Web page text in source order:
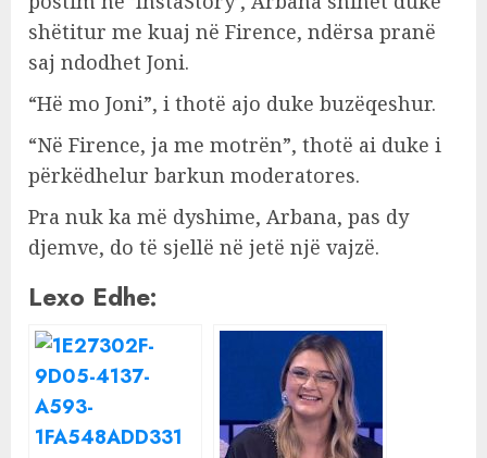
shëtitur me kuaj në Firence, ndërsa pranë
saj ndodhet Joni.
“Hë mo Joni”, i thotë ajo duke buzëqeshur.
“Në Firence, ja me motrën”, thotë ai duke i
përkëdhelur barkun moderatores.
Pra nuk ka më dyshime, Arbana, pas dy
djemve, do të sjellë në jetë një vajzë.
Lexo Edhe: